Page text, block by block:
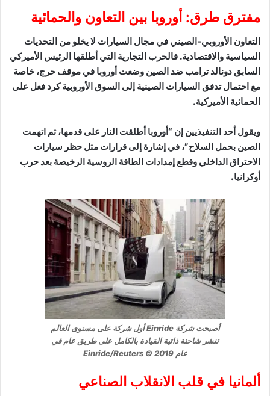
مفترق طرق: أوروبا بين التعاون والحمائية
التعاون الأوروبي-الصيني في مجال السيارات لا يخلو من التحديات
السياسية والاقتصادية. فالحرب التجارية التي أطلقها الرئيس الأميركي
السابق دونالد ترامب ضد الصين وضعت أوروبا في موقف حرج، خاصة
مع احتمال تدفق السيارات الصينية إلى السوق الأوروبية كرد فعل على
الحمائية الأميركية.
ويقول أحد التنفيذيين إن “أوروبا أطلقت النار على قدمها، ثم اتهمت
الصين بحمل السلاح”، في إشارة إلى قرارات مثل حظر سيارات
الاحتراق الداخلي وقطع إمدادات الطاقة الروسية الرخيصة بعد حرب
أوكرانيا.
أصبحت شركة Einride أول شركة على مستوى العالم
تنشر شاحنة ذاتية القيادة بالكامل على طريق عام في
عام 2019 © Einride/Reuters
ألمانيا في قلب الانقلاب الصناعي